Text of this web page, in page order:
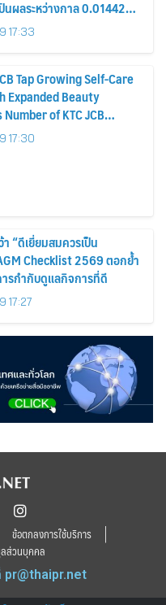
นผลระหว่างกาล 0.014423
งปีหลังมุ่งเติบโตต่อเนื่อง
17:33
Tap Growing Self-Care
Expanded Beauty
of KTC JCB
Spending on
26%
17:30
“ดีเยี่ยมสมควรเป็น
Checklist 2569 ตอกย้ำ
รกำกับดูแลกิจการที่ดี
17:27
ข้อตกลงการใช้บริการ
ส่วนบุคคล
pr@thaipr.net